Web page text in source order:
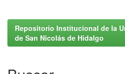
Repositorio Institucional de la
de San Nicolás de Hidalgo